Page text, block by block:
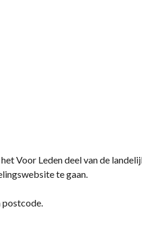
Voor Leden deel van de
te gaan.
postcode.